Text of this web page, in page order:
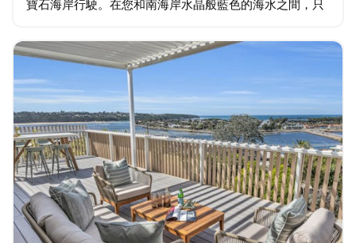
寶石海岸行駛。在您和南海岸水晶般藍色的海水之間，只
您會感受到一種平靜的感覺…